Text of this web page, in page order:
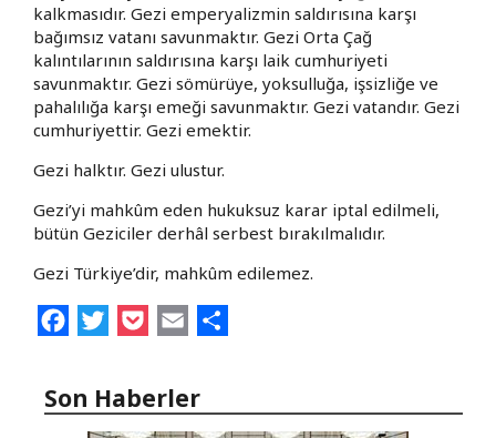
kalkmasıdır. Gezi emperyalizmin saldırısına karşı
bağımsız vatanı savunmaktır. Gezi Orta Çağ
kalıntılarının saldırısına karşı laik cumhuriyeti
savunmaktır. Gezi sömürüye, yoksulluğa, işsizliğe ve
pahalılığa karşı emeği savunmaktır. Gezi vatandır. Gezi
cumhuriyettir. Gezi emektir.
Gezi halktır. Gezi ulustur.
Gezi’yi mahkûm eden hukuksuz karar iptal edilmeli,
bütün Geziciler derhâl serbest bırakılmalıdır.
Gezi Türkiye’dir, mahkûm edilemez.
FacebookTwitterPocketEmail
Son Haberler